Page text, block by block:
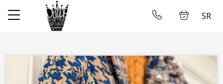
✕
Prodavnica
SR